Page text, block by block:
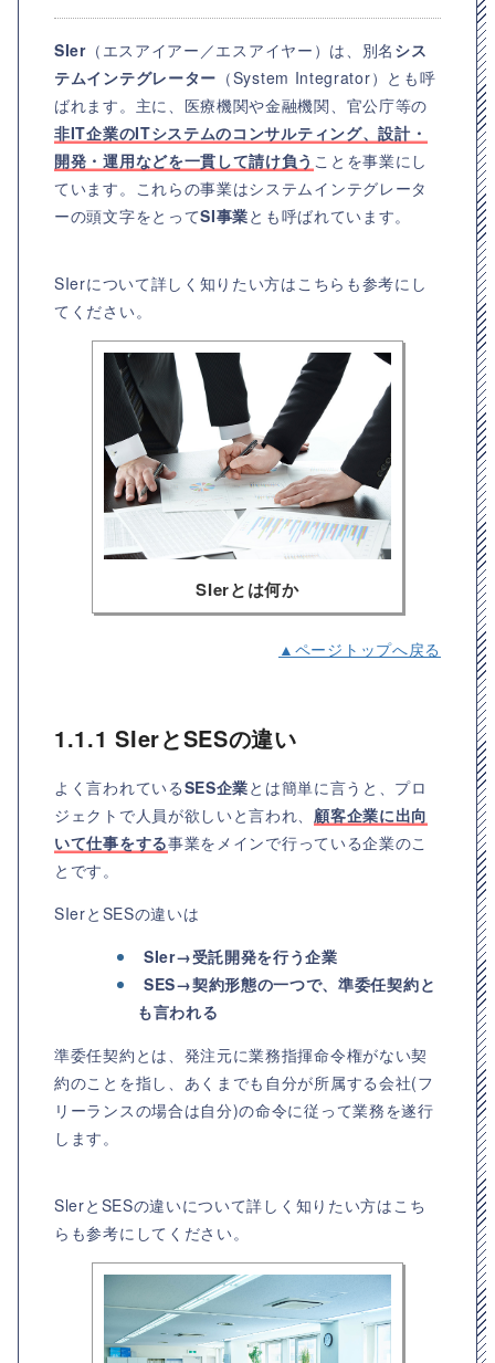
SIer（エスアイアー／エスアイヤー）は、別名 シス
テムインテグレーター （System Integrator）とも呼
ばれます。主に、医療機関や金融機関、官公庁等の
非IT企業のITシステムのコンサルティング、設計・
開発・運用などを一貫して請け負う ことを事業にし
ています。これらの事業はシステムインテグレータ
ーの頭文字をとってSI事業とも呼ばれています。
SIerについて詳しく知りたい方はこちらも参考にし
てください。
SIerとは何か
▲ページトップへ戻る
1.1.1 SIerとSESの違い
よく言われているSES企業とは簡単に言うと、プロ
ジェクトで人員が欲しいと言われ、 顧客企業に出向
いて仕事をする事業をメインで行っている企業のこ
とです。
SIerとSESの違いは
SIer→受託開発を行う企業
SES→契約形態の一つで、準委任契約と
も言われる
準委任契約とは、発注元に業務指揮命令権がない契
約のことを指し、あくまでも自分が所属する会社(フ
リーランスの場合は自分)の命令に従って業務を遂行
します。
SlerとSESの違いについて詳しく知りたい方はこち
らも参考にしてください。